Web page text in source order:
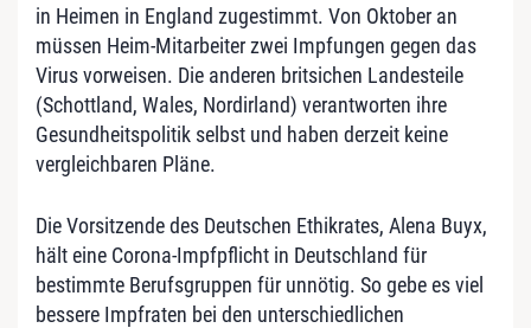
in Heimen in England zugestimmt. Von Oktober an
müssen Heim-Mitarbeiter zwei Impfungen gegen das
Virus vorweisen. Die anderen britsichen Landesteile
(Schottland, Wales, Nordirland) verantworten ihre
Gesundheitspolitik selbst und haben derzeit keine
vergleichbaren Pläne.
Die Vorsitzende des Deutschen Ethikrates, Alena Buyx,
hält eine Corona-Impfpflicht in Deutschland für
bestimmte Berufsgruppen für unnötig. So gebe es viel
bessere Impfraten bei den unterschiedlichen